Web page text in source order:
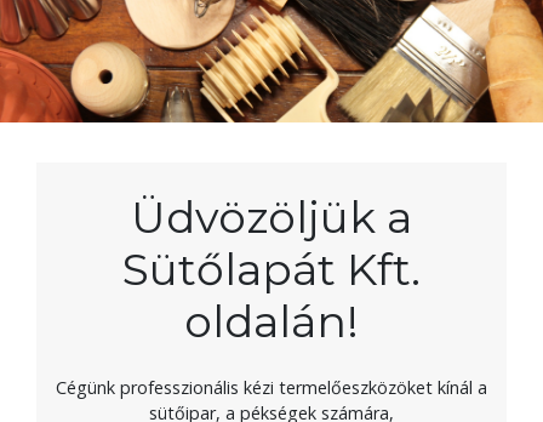
Üdvözöljük a
Sütőlapát Kft.
oldalán!
Cégünk professzionális kézi termelőeszközöket kínál a
sütőipar, a pékségek számára,